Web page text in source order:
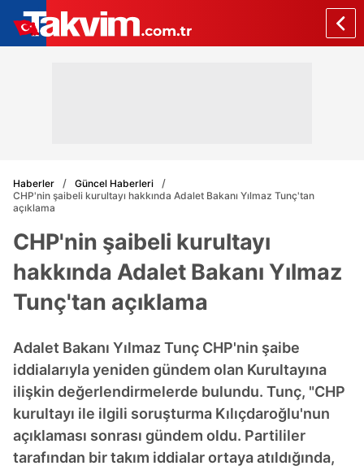
Haberler
Güncel Haberleri
CHP'nin şaibeli kurultayı hakkında Adalet Bakanı Yılmaz Tunç'tan
açıklama
CHP'nin şaibeli kurultayı
hakkında Adalet Bakanı Yılmaz
Tunç'tan açıklama
Adalet Bakanı Yılmaz Tunç CHP'nin şaibe
iddialarıyla yeniden gündem olan Kurultayına
ilişkin değerlendirmelerde bulundu. Tunç, "CHP
kurultayı ile ilgili soruşturma Kılıçdaroğlu'nun
açıklaması sonrası gündem oldu. Partililer
tarafından bir takım iddialar ortaya atıldığında,